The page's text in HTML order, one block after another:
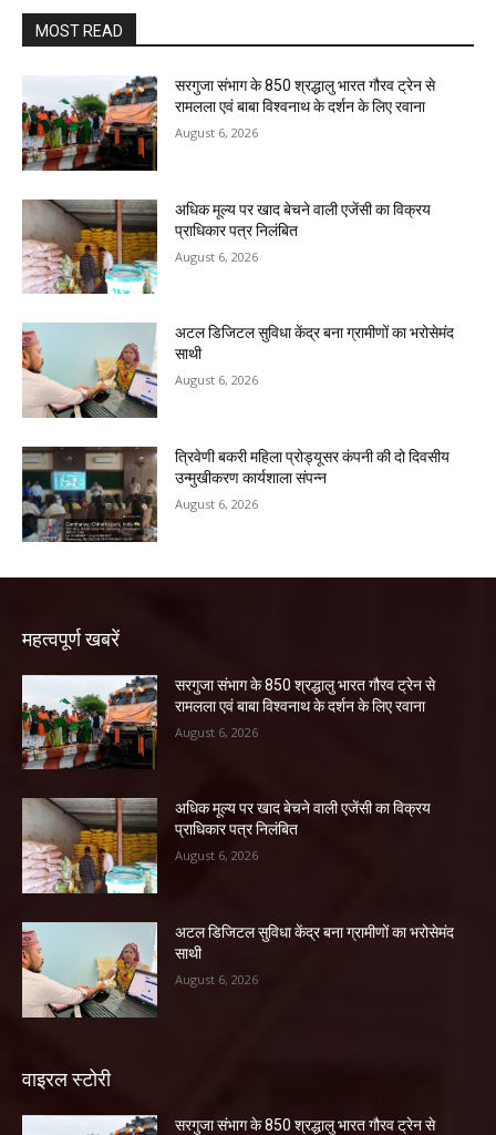
MOST READ
सरगुजा संभाग के 850 श्रद्धालु भारत गौरव ट्रेन से
रामलला एवं बाबा विश्वनाथ के दर्शन के लिए रवाना
August 6, 2026
अधिक मूल्य पर खाद बेचने वाली एजेंसी का विक्रय
प्राधिकार पत्र निलंबित
August 6, 2026
अटल डिजिटल सुविधा केंद्र बना ग्रामीणों का भरोसेमंद
साथी
August 6, 2026
त्रिवेणी बकरी महिला प्रोड्यूसर कंपनी की दो दिवसीय
उन्मुखीकरण कार्यशाला संपन्न
August 6, 2026
महत्वपूर्ण खबरें
सरगुजा संभाग के 850 श्रद्धालु भारत गौरव ट्रेन से
रामलला एवं बाबा विश्वनाथ के दर्शन के लिए रवाना
August 6, 2026
अधिक मूल्य पर खाद बेचने वाली एजेंसी का विक्रय
प्राधिकार पत्र निलंबित
August 6, 2026
अटल डिजिटल सुविधा केंद्र बना ग्रामीणों का भरोसेमंद
साथी
August 6, 2026
वाइरल स्टोरी
सरगुजा संभाग के 850 श्रद्धालु भारत गौरव ट्रेन से